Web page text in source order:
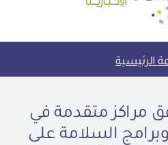
الرئيسية
مراكز متقدمة في
السلامة على